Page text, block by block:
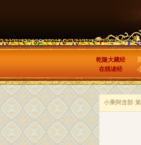
乾隆大藏经
在线读经
小乘阿含部·